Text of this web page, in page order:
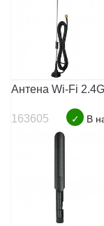
Антена Wi-Fi
163605 ✓ В